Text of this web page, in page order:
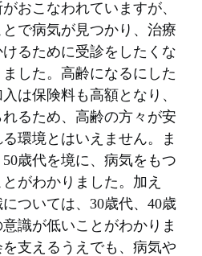
おこなわれていますが、
で病気が見つかり、治療
るために受診をしたくな
した。高齢になるにした
は保険料も高額となり、
るため、高齢の方々が安
環境とはいえません。ま
歳代を境に、病気をもつ
がわかりました。加え
ついては、30歳代、40歳
識が低いことがわかりま
支えるうえでも、病気や